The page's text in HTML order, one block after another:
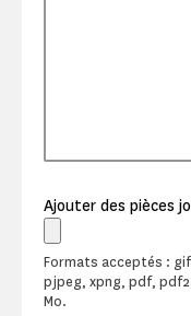
Ajouter des pièces
Formats acceptés :
pjpeg, xpng, pdf,
Mo.